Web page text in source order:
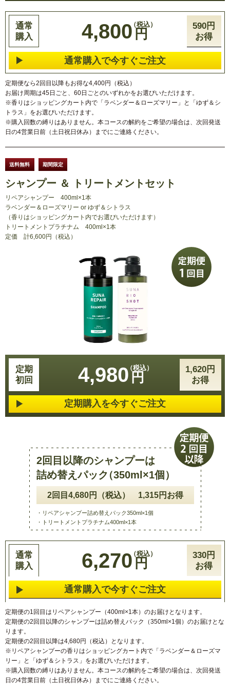
通常
購入
4,800 円
590円
お得
通常購入で今すぐご注文
定期便なら2回目以降もお得な4,400円（税込）
お届け周期は45日ごと、60日ごとのいずれかをお選びいただけます。
※香りはショッピングカート内で「ラベンダー＆ローズマリー」と「ゆず＆シ
トラス」をお選びいただけます。
※購入回数の縛りはありません。本コースの解約をご希望の場合は、次回発送
日の4営業日前（土日祝日休み）までにご連絡ください。
シャンプー ＆ トリートメントセット
リペアシャンプー
400ml×1本
ラベンダー＆ローズマリー or ゆず＆シトラス
（香りはショッピングカート内でお選びいただけます）
トリートメントプラチナム
400ml×1本
定価
計6,600円（税込）
送料無料 期間限定
定期
初回
4,980 円
1,620円
お得
定期購入を今すぐご注文
2回目以降のシャンプーは
詰め替えパック（350ml×1個）
2回目4,680円（税込） 1,315円お得
・リペアシャンプー詰め替えパック350ml×1個
・トリートメントプラチナム400ml×1本
通常
購入
6,270 円
330円
お得
通常購入で今すぐご注文
定期便の1回目はリペアシャンプー（400ml×1本）のお届けとなります。
定期便の2回目以降のシャンプーは詰め替えパック（350ml×1個）のお届けとな
ります。
定期便の2回目以降は4,680円（税込）となります。
※リペアシャンプーの香りはショッピングカート内で「ラベンダー＆ローズマ
リー」と「ゆず＆シトラス」をお選びいただけます。
※購入回数の縛りはありません。本コースの解約をご希望の場合は、次回発送
日の4営業日前（土日祝日休み）までにご連絡ください。